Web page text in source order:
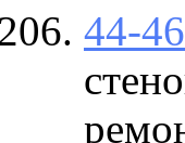
44-